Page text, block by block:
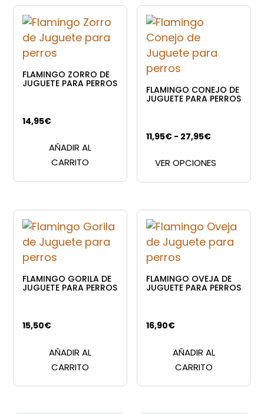
opciones
se
pueden
en
la
producto
FLAMINGO ZORRO DE
JUGUETE PARA PERROS
14,95€
AÑADIR AL
CARRITO
FLAMINGO CONEJO DE
JUGUETE PARA PERROS
11,95€ - 27,95€Rango
precios:
desde
hasta
27,95€
VER OPCIONES
tiene
Las
elegir
FLAMINGO GORILA DE
JUGUETE PARA PERROS
15,50€
AÑADIR AL
CARRITO
FLAMINGO OVEJA DE
JUGUETE PARA PERROS
16,90€
AÑADIR AL
CARRITO